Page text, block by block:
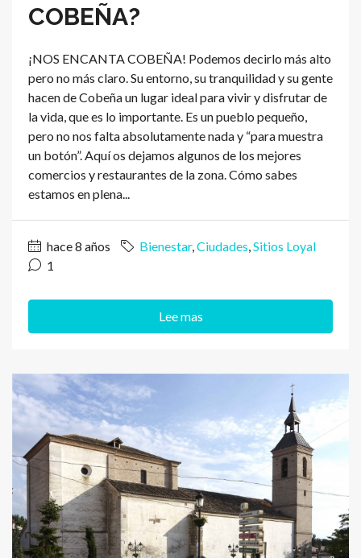
COBEÑA?
¡NOS ENCANTA COBEÑA! Podemos decirlo más alto
pero no más claro. Su entorno, su tranquilidad y su gente
hacen de Cobeña un lugar ideal para vivir y disfrutar de
la vida, que es lo importante. Es un pueblo pequeño,
pero no nos falta absolutamente nada y “para muestra
un botón”. Aquí os dejamos algunos de los mejores
comercios y restaurantes de la zona. Cómo sabes
estamos en plena...
hace 8 años Bienestar,Ciudades,Sitios Loyal
1
Lee mas